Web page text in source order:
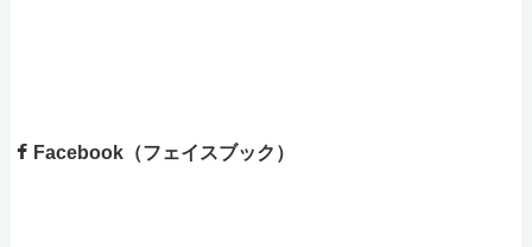
Facebook（フェイスブック）